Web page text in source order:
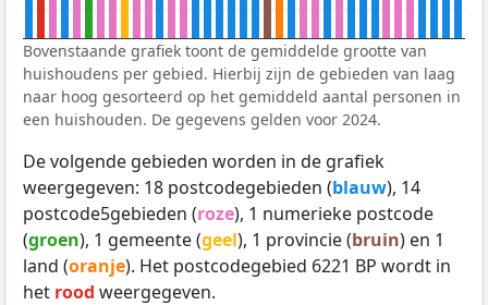
Bovenstaande grafiek toont de gemiddelde grootte van
huishoudens per gebied. Hierbij zijn de gebieden van laag
naar hoog gesorteerd op het gemiddeld aantal personen in
een huishouden. De gegevens gelden voor 2024.
De volgende gebieden worden in de grafiek
weergegeven: 18 postcodegebieden (blauw), 14
postcode5gebieden (roze), 1 numerieke postcode
(groen), 1 gemeente (geel), 1 provincie (bruin) en 1
land (oranje). Het postcodegebied 6221 BP wordt in
het rood weergegeven.